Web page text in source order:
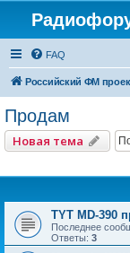
FAQ
Российский ФМ
Продам
Новая тема
TYT MD-390
Последнее
Ответы: 3